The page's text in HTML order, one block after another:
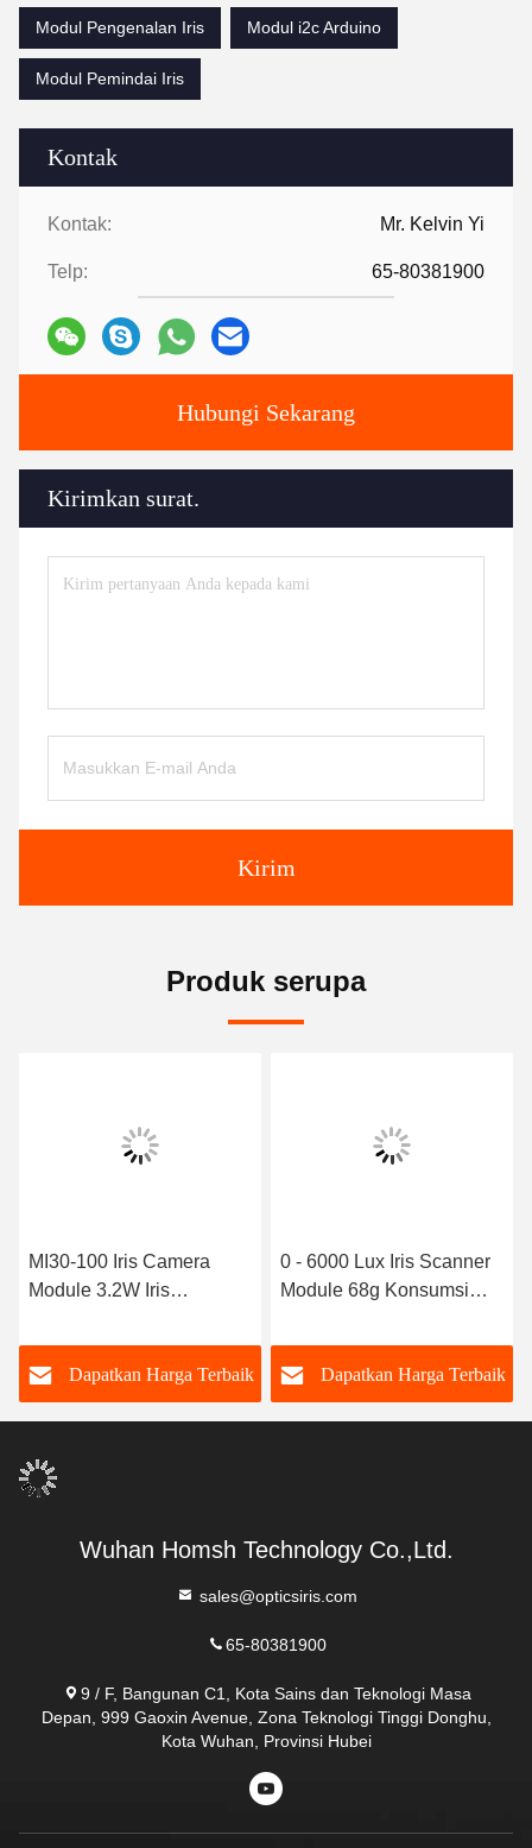
Kontak
Kontak: Mr. Kelvin Yi
Telp: 65-80381900
Hubungi Sekarang
Kirimkan surat.
Kirim
Modul Pengenalan Iris
Modul i2c Arduino
Modul Pemindai Iris
Produk serupa
MI30-100 Iris Camera
Module 3.2W Iris
850nm Band Pencitraan
Dapatkan Harga Terbaik
0 - 6000 Lux Iris Scanner
Module 68g Konsumsi
Dapatkan Harga Terbaik
Wuhan Homsh Technology Co.,Ltd.
sales@opticsiris.com
65-80381900
9 / F, Bangunan C1, Kota Sains dan Teknologi Masa
Depan, 999 Gaoxin Avenue, Zona Teknologi Tinggi Donghu,
Kota Wuhan, Provinsi Hubei